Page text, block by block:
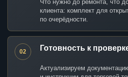
Что нужно до ремонта, что
клиента: комплект для
по очерёдности.
02 Готовность к
Актуализируем